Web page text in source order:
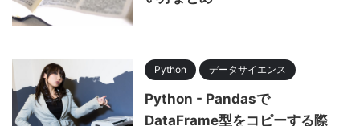
Python データサイエンス
Python - Pandasで
DataFrame型をコピーする際